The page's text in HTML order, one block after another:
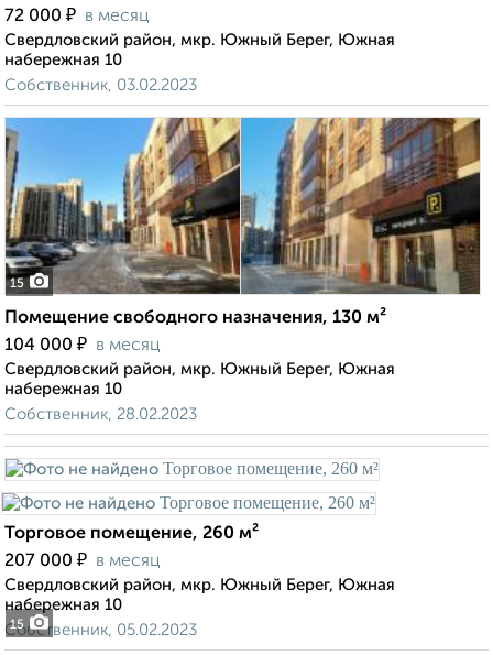
72 000 ₽ в месяц
Свердловский район, мкр. Южный Берег, Южная
набережная 10
Собственник, 03.02.2023
15
Помещение свободного назначения, 130 м²
104 000 ₽ в месяц
Свердловский район, мкр. Южный Берег, Южная
набережная 10
Собственник, 28.02.2023
15
Торговое помещение, 260 м²
207 000 ₽ в месяц
Свердловский район, мкр. Южный Берег, Южная
набережная 10
Собственник, 05.02.2023